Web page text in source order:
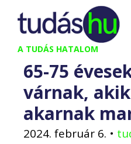
Kilépés
tartalomba
A TUDÁS HATALOM
65-75
várnak,
akarnak
2024. február 6. •